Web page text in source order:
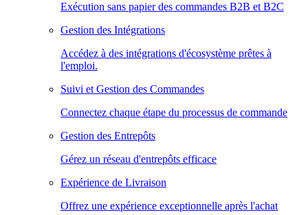
Exécution sans papier des commandes B2B et B2C
Gestion des Intégrations
Accédez à des intégrations d'écosystème prêtes à
l'emploi.
Suivi et Gestion des Commandes
Connectez chaque étape du processus de commande
Gestion des Entrepôts
Gérez un réseau d'entrepôts efficace
Expérience de Livraison
Offrez une expérience exceptionnelle après l'achat